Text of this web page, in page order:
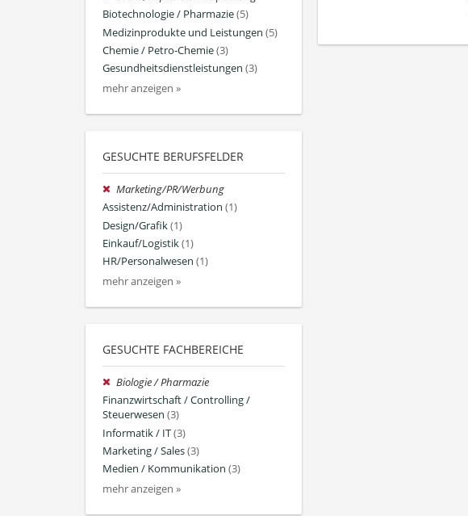
Biotechnologie / Pharmazie(5)
Medizinprodukte und Leistungen (5)
Chemie / Petro-Chemie(3)
Gesundheitsdienstleistungen (3)
mehr anzeigen »
GESUCHTE BERUFSFELDER
Marketing/PR/Werbung
Assistenz/Administration (1)
Design/Grafik(1)
Einkauf/Logistik(1)
HR/Personalwesen (1)
mehr anzeigen »
GESUCHTE FACHBEREICHE
Biologie / Pharmazie
Finanzwirtschaft / Controlling /
Steuerwesen (3)
Informatik / IT(3)
Marketing / Sales(3)
Medien / Kommunikation (3)
mehr anzeigen »